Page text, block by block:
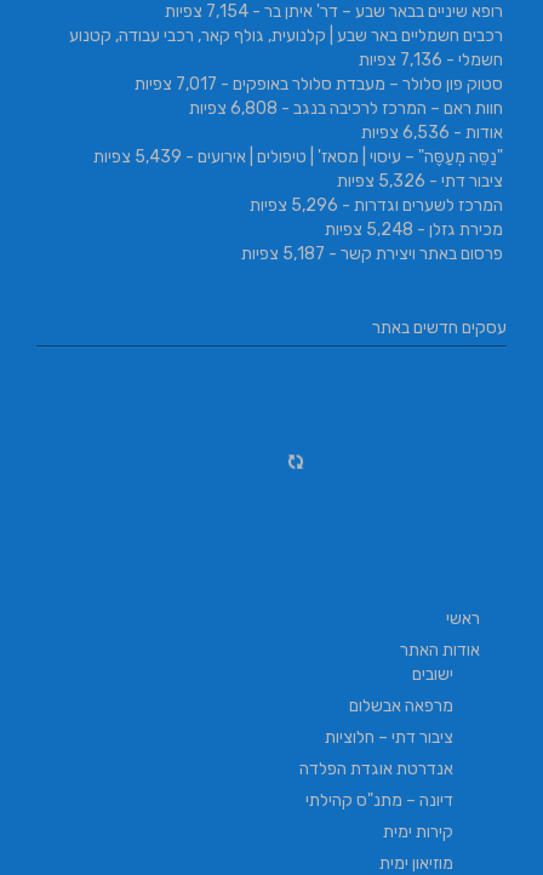
רופא שיניים בבאר שבע – דר' איתן בר - 7,154 צפיות
רכבים חשמליים באר שבע | קלנועית, גולף קאר, רכבי עבודה, קטנוע
חשמלי - 7,136 צפיות
סטוק פון סלולר – מעבדת סלולר באופקים - 7,017 צפיות
חוות ראם – המרכז לרכיבה בנגב - 6,808 צפיות
אודות - 6,536 צפיות
"נַסֵּה מְעַסֶּה" – עיסוי | מסאז' | טיפולים | אירועים - 5,439 צפיות
ציבור דתי - 5,326 צפיות
המרכז לשערים וגדרות - 5,296 צפיות
מכירת גזלן - 5,248 צפיות
פרסום באתר ויצירת קשר - 5,187 צפיות
עסקים חדשים באתר
ראשי
אודות האתר
ישובים
מרפאה אבשלום
ציבור דתי – חלוציות
אנדרטת אוגדת הפלדה
דיונה – מתנ"ס קהילתי
קירות ימית
מוזיאון ימית